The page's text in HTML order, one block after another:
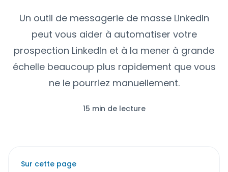
Un outil de messagerie de masse LinkedIn
peut vous aider à automatiser votre
prospection LinkedIn et à la mener à grande
échelle beaucoup plus rapidement que vous
ne le pourriez manuellement.
15 min de lecture
Sur cette page